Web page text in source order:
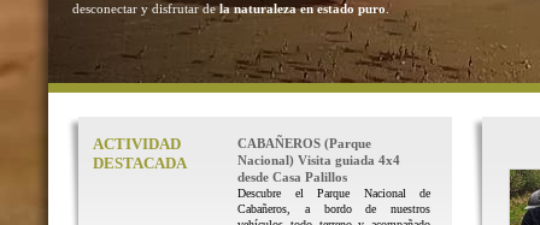
desconectar y disfrutar dela naturaleza en estado puro .
ACTIVIDAD
DESTACADA
CABAÑEROS (Parque
Nacional) Visita guiada 4x4
desde Casa Palillos
Descubre el Parque Nacional de
Cabañeros, a bordo de nuestros